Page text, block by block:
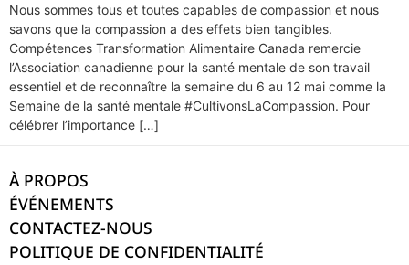
Nous sommes tous et toutes capables de compassion et nous
savons que la compassion a des effets bien tangibles.
Compétences Transformation Alimentaire Canada remercie
l’Association canadienne pour la santé mentale de son travail
essentiel et de reconnaître la semaine du 6 au 12 mai comme la
Semaine de la santé mentale #CultivonsLaCompassion. Pour
célébrer l’importance […]
À PROPOS
ÉVÉNEMENTS
CONTACTEZ-NOUS
POLITIQUE DE CONFIDENTIALITÉ